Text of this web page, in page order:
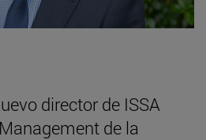
director de ISSA
de la